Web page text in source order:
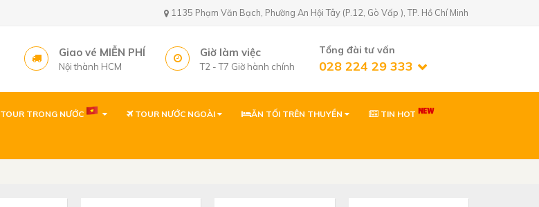
1135 Phạm Văn Bạch, Phường An Hội Tây (P.12, Gò Vấp ), TP. Hồ Chí Minh
Giao vé MIỄN PHÍ
Nội thành HCM
Giờ làm việc
T2 - T7 Giờ hành chính
Tổng đài tư vấn
028 224 29 333
Văn phòng ( gần sân Golf) 02822429333
TOUR TRONG NƯỚC TOUR NƯỚC NGOÀI ĂN TỐI TRÊN THUYỀN TIN HOT